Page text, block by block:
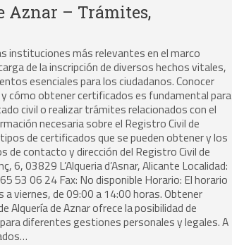
Aznar – Trámites,
instituciones más relevantes en el marco
de la inscripción de diversos hechos vitales,
esenciales para los ciudadanos. Conocer
cómo obtener certificados es fundamental para
civil o realizar trámites relacionados con el
necesaria sobre el Registro Civil de
de certificados que se pueden obtener y los
de contacto y dirección del Registro Civil de
6, 03829 L’Alqueria d’Asnar, Alicante Localidad:
53 06 24 Fax: No disponible Horario: El horario
a viernes, de 09:00 a 14:00 horas. Obtener
Alquería de Aznar ofrece la posibilidad de
diferentes gestiones personales y legales. A